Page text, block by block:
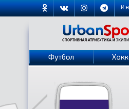
Футбол